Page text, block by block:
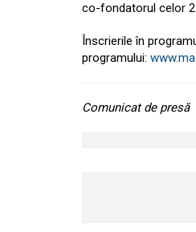
co-fondatorul celor
Înscrierile în
programului:
Comunicat de presă